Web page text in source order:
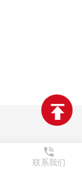
联系我们